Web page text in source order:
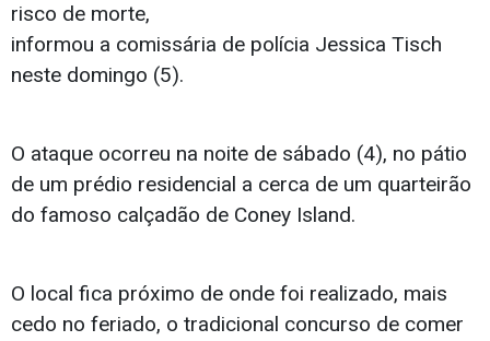
risco de morte,
informou a comissária de polícia Jessica Tisch
neste domingo (5).
O ataque ocorreu na noite de sábado (4), no pátio
de um prédio residencial a cerca de um quarteirão
do famoso calçadão de Coney Island.
O local fica próximo de onde foi realizado, mais
cedo no feriado, o tradicional concurso de comer